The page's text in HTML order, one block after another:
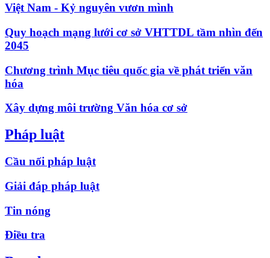
Việt Nam - Kỷ nguyên vươn mình
Quy hoạch mạng lưới cơ sở VHTTDL tầm nhìn đến
2045
Chương trình Mục tiêu quốc gia về phát triển văn
hóa
Xây dựng môi trường Văn hóa cơ sở
Pháp luật
Cầu nối pháp luật
Giải đáp pháp luật
Tin nóng
Điều tra